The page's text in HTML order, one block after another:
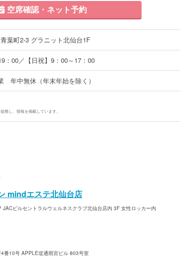
空席確認・ネット予約
葉町2-3 グラニット北仙台1F
：00／【日祝】9：00～17：00
年中無休（年末年始を除く）
携し、情報を掲載しています。
mindエステ北仙台店
ビルセントラルウェルネスクラブ北仙台店内 3F 女性ロッカー内
番10号 APPLE堤通雨宮ビル 803号室